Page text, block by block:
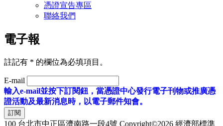
憑證宣告專區
聯絡我們
電子報
註記有 * 的欄位為必填項目。
E-mail
輸入e-mail並按下訂閱鈕，當憑證中心發行電子刊物或推廣憑
證活動及最新消息時，以電子郵件知會。
訂閱
100 台北市中正區濟南路一段4號 Copyright©2026 經濟部標準